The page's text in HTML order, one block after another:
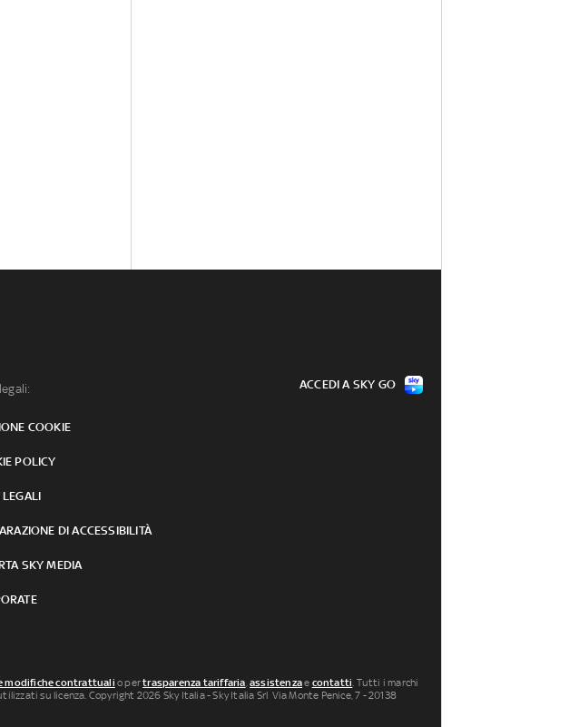
COOKIE
POLICY
LEGALI
DI ACCESSIBILITÀ
SKY MEDIA
ACCEDI A SKY GO
modifiche contrattuali o pertrasparenza tariffaria,assistenzae contatti. Tutti i marchi
su licenza. Copyright 2026 Sky Italia - Sky Italia Srl Via Monte Penice, 7 - 20138